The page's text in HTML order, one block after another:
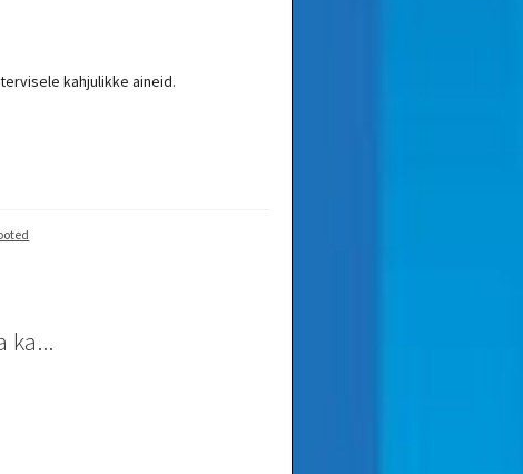
kahjulikke aineid.
ka...